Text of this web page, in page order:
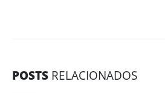
POSTS RELACIONADOS